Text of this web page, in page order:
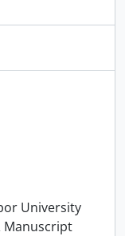
University
Manuscript